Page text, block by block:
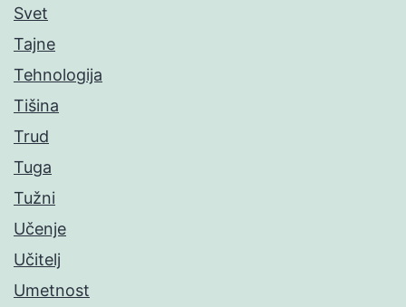
Svet
Tajne
Tehnologija
Tišina
Trud
Tuga
Tužni
Učenje
Učitelj
Umetnost